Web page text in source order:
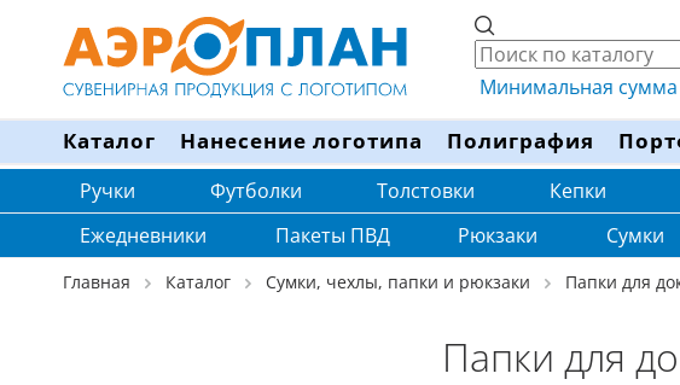
Минимальная сумма
Каталог Нанесение логотипа Полиграфия
Ручки Футболки Толстовки Кепки
Ежедневники
Пакеты ПВД Рюкзаки Сумки
Главная Каталог Сумки, чехлы, папки и рюкзаки Папки для
Папки для